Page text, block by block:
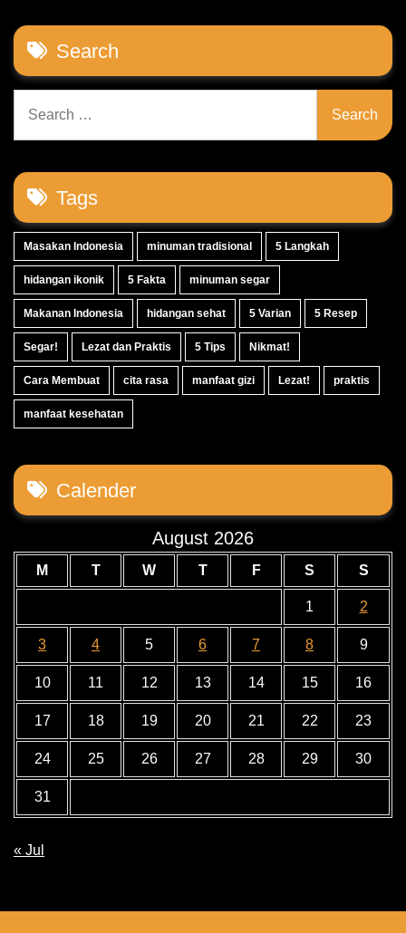
Search
for:
Tags
Masakan Indonesia minuman tradisional 5 Langkah
hidangan ikonik 5 Fakta minuman segar
Makanan Indonesia hidangan sehat 5 Varian 5 Resep
Segar! Lezat dan Praktis 5 Tips Nikmat!
Cara Membuat cita rasa manfaat gizi Lezat! praktis
manfaat kesehatan
Calender
August 2026
M T W T F S S
1 2
3 4 5 6 7 8 9
10 11 12 13 14 15 16
17 18 19 20 21 22 23
24 25 26 27 28 29 30
31
« Jul